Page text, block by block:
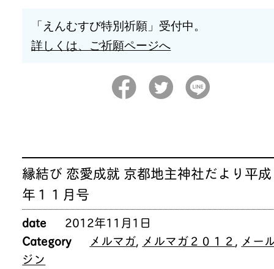
「えんむすび特別祈願」受付中。
詳しくは、ご祈願ページへ
縁結び 恋愛成就 京都地主神社だより平
年１１月号
date
2012年11月1日
Category
メルマガ, メルマガ２０１２, メー
ジン